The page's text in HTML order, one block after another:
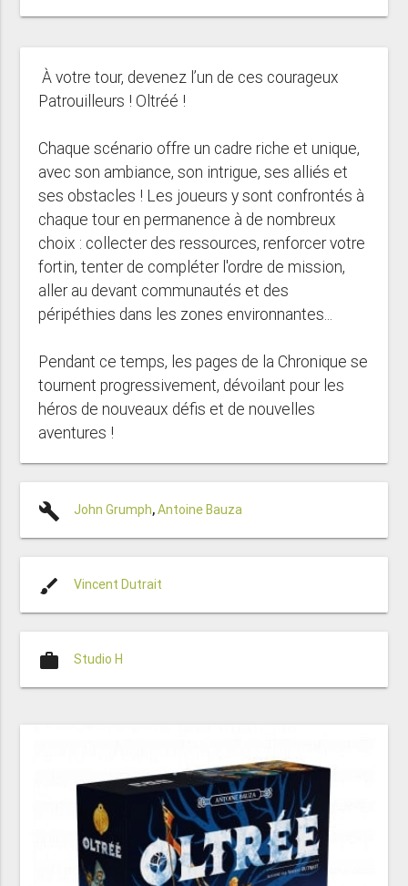
À votre tour, devenez l’un de ces courageux
Patrouilleurs ! Oltréé !
Chaque scénario offre un cadre riche et unique,
avec son ambiance, son intrigue, ses alliés et
ses obstacles ! Les joueurs y sont confrontés à
chaque tour en permanence à de nombreux
choix : collecter des ressources, renforcer votre
fortin, tenter de compléter l'ordre de mission,
aller au devant communautés et des
péripéthies dans les zones environnantes...
Pendant ce temps, les pages de la Chronique se
tournent progressivement, dévoilant pour les
héros de nouveaux défis et de nouvelles
aventures !
build John Grumph,Antoine Bauza
brush Vincent Dutrait
work Studio H